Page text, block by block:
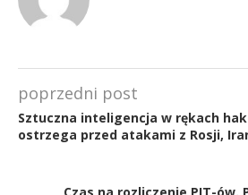
poprzedni post
Sztuczna inteligencja w rękach
ostrzega przed atakami z Rosji,